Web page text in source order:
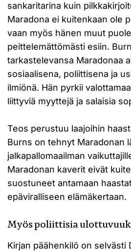
sankaritarina kuin
Maradona ei kuitenkaan ole
vaan myös hänen muut
peittelemättömästi esiin.
tarkastelevansa Maradonaa
sosiaalisena, poliittisena ja
ilmiönä. Hän pyrkii
liittyviä myyttejä ja salaisia
Teos perustuu laajoihin
Burns on tehnyt Maradonan
jalkapallomaailman
Maradonan kaverit eivät
suostuneet antamaan
epäviralliseen elämäkertaan.
Myös poliittisia
Kirjan päähenkilö on selvästi